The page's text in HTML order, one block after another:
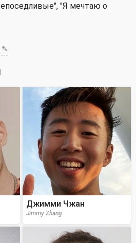
"Я мечтаю о
✎
Джимми Чжан
Jimmy Zhang